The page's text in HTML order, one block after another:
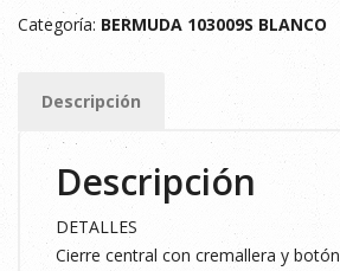
T
BLANCO
cantidad
Categoría: BERMUDA 103009S BLANCO
Descripción
Descripción
DETALLES
Cierre central con cremallera y botón